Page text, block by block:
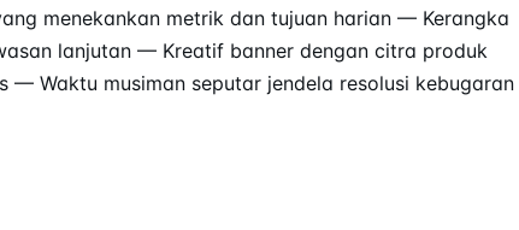
menekankan metrik dan tujuan harian — Kerangka
lanjutan — Kreatif banner dengan citra produk
Waktu musiman seputar jendela resolusi kebugaran